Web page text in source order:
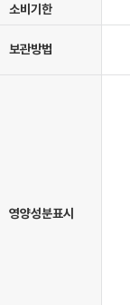
소비기한
보관방법
영양성분표시